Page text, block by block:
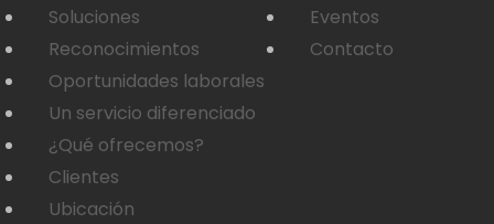
Soluciones
Reconocimientos
Oportunidades laborales
Un servicio diferenciado
¿Qué ofrecemos?
Clientes
Ubicación
Eventos
Contacto